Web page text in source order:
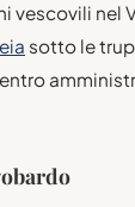
vescovili nel
sotto le